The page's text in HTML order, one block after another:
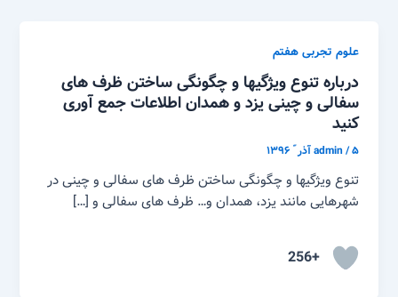
علوم تجربی هفتم
درباره تنوع ویژگیها و چگونگی ساختن ظرف های
سفالی و چینی یزد و همدان اطلاعات جمع آوری
کنید
admin/۵ آذر ّ ۱۳۹۶
تنوع ویژگیها و چگونگی ساختن ظرف های سفالی و چینی در
شهرهایی مانند یزد، همدان و… ظرف های سفالی و […]
+256